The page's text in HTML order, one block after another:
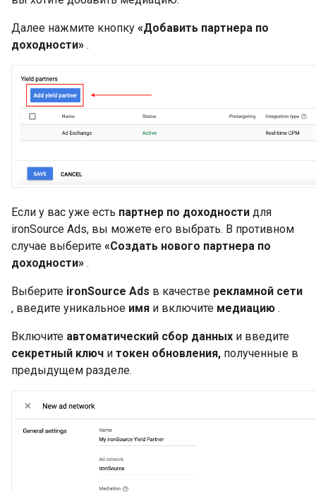
Далее нажмите кнопку «Добавить партнера по
доходности» .
Если у вас уже есть партнер по доходности для
ironSource Ads, вы можете его выбрать. В противном
случае выберите «Создать нового партнера по
доходности» .
Выберите ironSource Ads в качестве рекламной сети
, введите уникальное имя и включите медиацию .
Включите автоматический сбор данных и введите
секретный ключ и токен обновления, полученные в
предыдущем разделе.